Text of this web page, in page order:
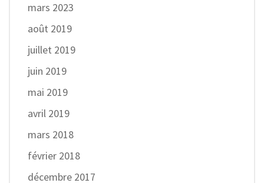
mars 2023
août 2019
juillet 2019
juin 2019
mai 2019
avril 2019
mars 2018
février 2018
décembre 2017